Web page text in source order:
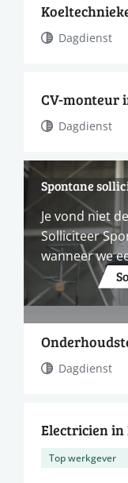
Dagdienst
CV-monteur
Dagdienst
Spontane
Je vond niet
Solliciteer
wanneer we
Dagdienst
Electricien in
Top werkgever